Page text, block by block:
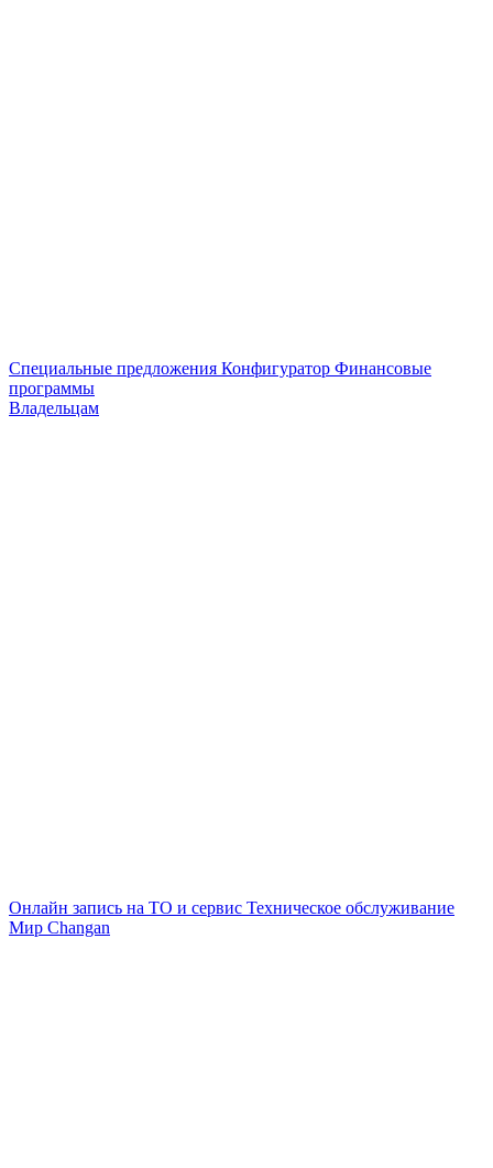
Специальные предложения Конфигуратор Финансовые
программы
Владельцам
Онлайн запись на ТО и сервис Техническое обслуживание
Мир Changan